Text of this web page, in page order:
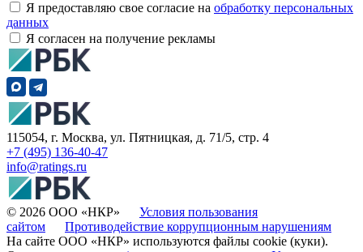
Я предоставляю свое согласие на обработку персональных
данных
Я согласен на получение рекламы
115054, г. Москва, ул. Пятницкая, д. 71/5, стр. 4
+7 (495) 136-40-47
info@ratings.ru
© 2026 ООО «НКР» Условия пользования
сайтом
Противодействие коррупционным нарушениям
На сайте ООО «НКР» используются файлы cookie (куки).